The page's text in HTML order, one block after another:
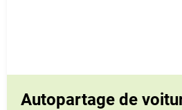
Autopartage de